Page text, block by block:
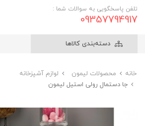
تلفن پاسخگویی به سوالات شما :
09357794917
دسته‌بندی کالاها
خانه محصولات لیمون
لوازم آشپزخانه
جا دستمال رولی استیل لیمون